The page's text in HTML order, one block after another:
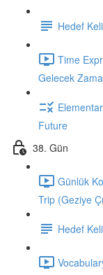
Hedef
Time
Gelecek
Future
38. Gün
Günlük
Trip (Geziye
Hedef